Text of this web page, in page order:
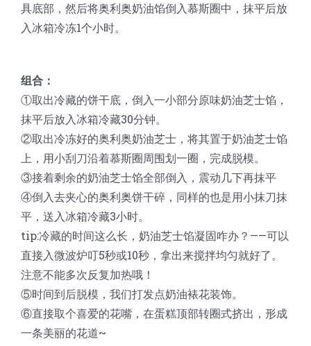
具底部，然后将奥利奥奶油馅倒入慕斯圈中，抹平后放
入冰箱冷冻1个小时。
组合：
①取出冷藏的饼干底，倒入一小部分原味奶油芝士馅，
抹平后放入冰箱冷藏30分钟。
②取出冷冻好的奥利奥奶油芝士，将其置于奶油芝士馅
上，用小刮刀沿着慕斯圈周围划一圈，完成脱模。
③接着剩余的奶油芝士馅全部倒入，震动几下再抹平
④倒入去夹心的奥利奥饼干碎，同样的也是用小抹刀抹
平，送入冰箱冷藏3小时。
tip:冷藏的时间这么长，奶油芝士馅凝固咋办？——可以
直接入微波炉叮5秒或10秒，拿出来搅拌均匀就好了。
注意不能多次反复加热哦！
⑤时间到后脱模，我们打发点奶油裱花装饰。
⑥直接取个喜爱的花嘴，在蛋糕顶部转圈式挤出，形成
一条美丽的花道~